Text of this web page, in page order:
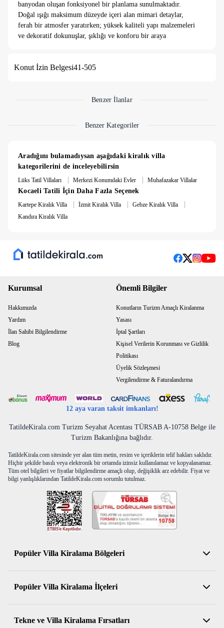
banyodan oluşan fonksiyonel bir planlama sunulmaktadır.
Doğal ışığı maksimum düzeyde içeri alan mimari detaylar,
ferah bir atmosfer yaratırken; yüksek kaliteli yapı malzemeleri
ve dekoratif dokunuşlar, şıklığı ve konforu bir araya
bahçeli, ısıtmalı havuzlu villalar tatilinize yepyeni bir konfor
sohbetleri ve ateş çukuru etrafında sıcacık anılar. Hepsi sizin
Kısacası tatilin en güzel hali burada sizi bekliyor.
Konut İzin Belgesi41-505
Benzer İlanlar
Benzer Kategoriler
Aradığını bulamadıysan aşağıdaki kiralık villa
kategorilerini de inceleyebilirsin
Lüks Tatil Villaları | Merkezi Konumdaki Evler | Muhafazakar Villalar
Kocaeli Tatili İçin Daha Fazla Seçenek
Kartepe Kiralık Villa | İzmit Kiralık Villa | Gebze Kiralık Villa |
Kandıra Kiralık Villa
Kurumsal
Hakkımızda
Yardım
İlan Sahibi Bilgilendirme
Blog
Önemli Bilgiler
Konutların Turizm Amaçlı Kiralanma
Yasası
İptal Şartları
Kişisel Verilerin Korunması ve Gizlilik
Politikası
Üyelik Sözleşmesi
Vergilendirme & Faturalandırma
12 aya varan taksit imkanları!
TatildeKirala.com Turizm Seyahat Acentası TÜRSAB A-10758 Belge ile
Turizm Bakanlığına bağlıdır.
TatildeKirala.com sitesinde yer alan tüm metin, resim ve içeriklerin telif hakları saklıdır.
Hiçbir şekilde basılı veya elektronik bir ortamda izinsiz kullanılamaz ve kopyalanamaz.
Tüm otel bilgileri ve fiyatlar bilgilendirme amaçlı olup, değişiklik arz edebilir. Fiyat ve
bilgi yanlışlıklarından TatildeKirala.com sorumlu tutulmaz.
Popüler Villa Kiralama Bölgeleri
Antalya Kiralık Villa
Muğla Kiralık Villa
Aydın Kiralık Villa
İzmir Kiralık Villa
Popüler Villa Kiralama İlçeleri
Kemer Kiralık Villa
Serik Kiralık Villa
Tekne ve Villa Kiralama Fırsatları